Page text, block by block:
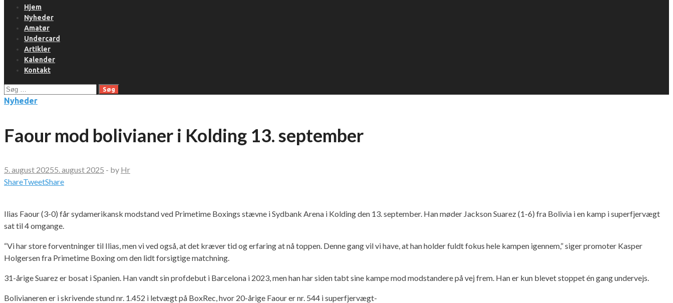
Hjem
Nyheder
Amatør
Undercard
Artikler
Kalender
Kontakt
Søg
efter:
Nyheder
Faour mod bolivianer i Kolding 13. september
5. august 20255. august 2025 - by Hr
ShareTweetShare
Ilias Faour (3-0) får sydamerikansk modstand ved Primetime Boxings stævne i Sydbank Arena i Kolding den 13. september. Han møder Jackson Suarez (1-6) fra Bolivia i en kamp i superfjervægt
sat til 4 omgange.
“Vi har store forventninger til Ilias, men vi ved også, at det kræver tid og erfaring at nå toppen. Denne gang vil vi have, at han holder fuldt fokus hele kampen igennem,” siger promoter Kasper
Holgersen fra Primetime Boxing om den lidt forsigtige matchning.
31-årige Suarez er bosat i Spanien. Han vandt sin profdebut i Barcelona i 2023, men han har siden tabt sine kampe mod modstandere på vej frem. Han er kun blevet stoppet én gang undervejs.
Bolivianeren er i skrivende stund nr. 1.452 i letvægt på BoxRec, hvor 20-årige Faour er nr. 544 i superfjervægt-